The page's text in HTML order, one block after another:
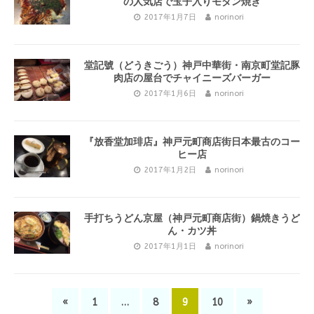
2017年1月7日 norinori
堂記號（どうきごう）神戸中華街・南京町堂記豚
肉店の屋台でチャイニーズバーガー
2017年1月6日 norinori
『放香堂加琲店』神戸元町商店街日本最古のコー
ヒー店
2017年1月2日 norinori
手打ちうどん京屋（神戸元町商店街）鍋焼きうど
ん・カツ丼
2017年1月1日 norinori
« 1 … 8 9 10 »